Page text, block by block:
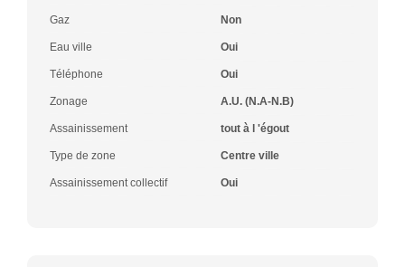
Gaz Non
Eau ville Oui
Téléphone Oui
Zonage A.U. (N.A-N.B)
Assainissement tout à l 'égout
Type de zone Centre ville
Assainissement collectif Oui